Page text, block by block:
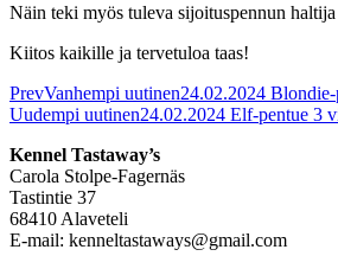
Näin teki myös tuleva sijoituspennun
Kiitos kaikille ja tervetuloa taas!
PrevVanhempi uutinen24.02.2024
Uudempi uutinen24.02.2024 Elf-pentue 3
Kennel Tastaway’s
Carola Stolpe-Fagernäs
Tastintie 37
68410 Alaveteli
E-mail: kenneltastaways@gmail.com